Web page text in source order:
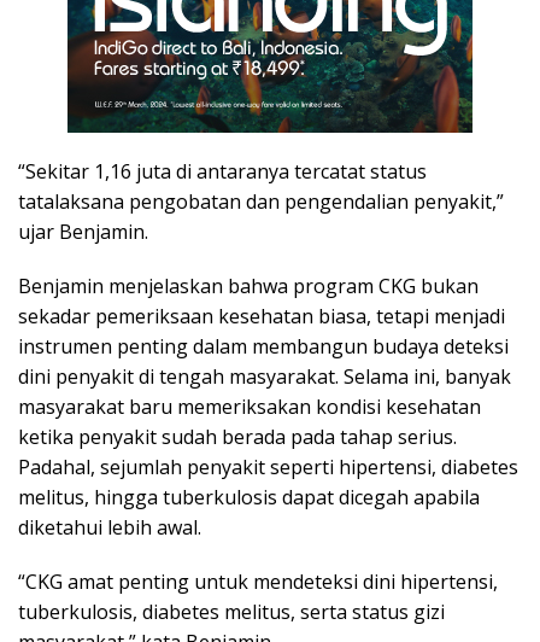
“Sekitar 1,16 juta di antaranya tercatat status
tatalaksana pengobatan dan pengendalian penyakit,”
ujar Benjamin.
Benjamin menjelaskan bahwa program CKG bukan
sekadar pemeriksaan kesehatan biasa, tetapi menjadi
instrumen penting dalam membangun budaya deteksi
dini penyakit di tengah masyarakat. Selama ini, banyak
masyarakat baru memeriksakan kondisi kesehatan
ketika penyakit sudah berada pada tahap serius.
Padahal, sejumlah penyakit seperti hipertensi, diabetes
melitus, hingga tuberkulosis dapat dicegah apabila
diketahui lebih awal.
“CKG amat penting untuk mendeteksi dini hipertensi,
tuberkulosis, diabetes melitus, serta status gizi